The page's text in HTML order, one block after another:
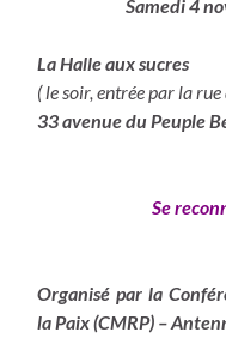
Samedi 4
La Halle aux sucres
( le soir, entrée par la rue
33 avenue du Peuple
Se
Organisé par la
la Paix (CMRP) –